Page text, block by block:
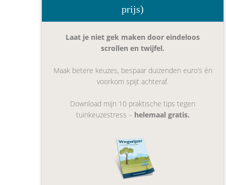
prijs)
Laat je niet gek maken door eindeloos
scrollen en twijfel.
Maak betere keuzes, bespaar duizenden euro’s én
voorkom spijt achteraf.
Download mijn 10 praktische tips tegen
tuinkeuzestress – helemaal gratis.